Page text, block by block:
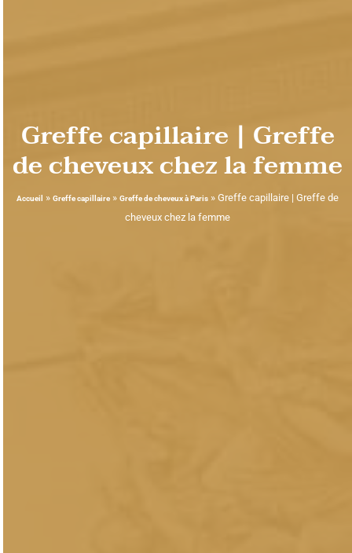
Greffe capillaire | Greffe
de cheveux chez la femme
Accueil » Greffe capillaire » Greffe de cheveux à Paris » Greffe capillaire | Greffe de
cheveux chez la femme